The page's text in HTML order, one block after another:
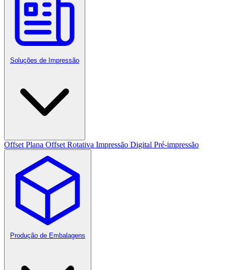
Soluções de Impressão
Offset Plana Offset Rotativa Impressão Digital Pré-impressão
Produção de Embalagens